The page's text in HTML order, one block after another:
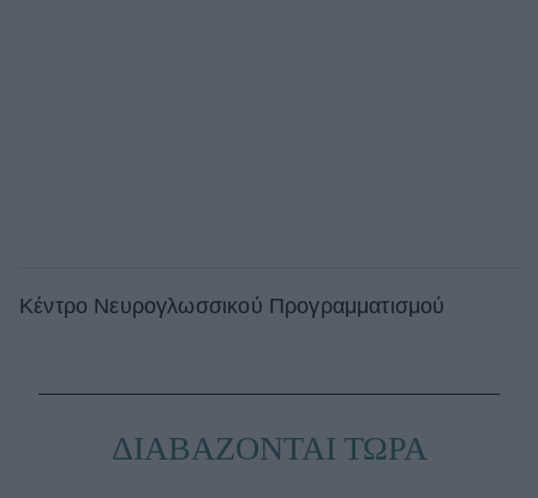
Κέντρο Νευρογλωσσικού Προγραμματισμού
ΔΙΑΒΑΖΟΝΤΑΙ ΤΩΡΑ